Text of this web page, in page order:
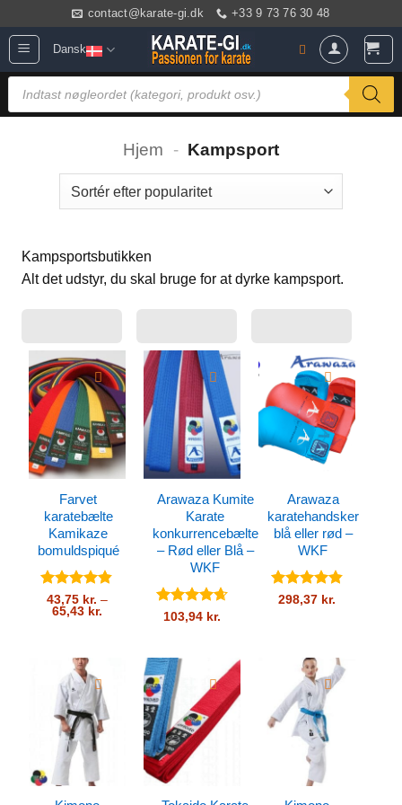
indhold
contact@karate-gi.dk +33 9 73 76 30 48
Dansk
Products
search
Hjem - Kampsport
Kampsportsbutikken
Alt det udstyr, du skal bruge for at dyrke kampsport.
Farvet
karatebælte
Kamikaze
bomuldspiqué
Vurderet
4.8ud af
43,75 kr. –
65,43 kr.Prisinterval:
Arawaza Kumite
Karate
konkurrencebælte
– Rød eller Blå –
WKF
Vurderet
103,94 kr.
Arawaza
karatehandsker
blå eller rød –
WKF
Vurderet
298,37 kr.